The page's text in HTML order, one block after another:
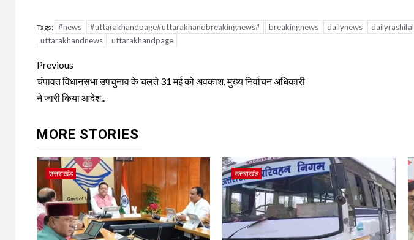
Tags: #news #uttarakhandpage#uttarakhandbreakingnews# breakingnews dailynews dailyrashifal
uttarakhandnews
uttarakhandpage
Continue
Reading
Previous
चंपावत विधानसभा उपचुनाव के चलते 31 मई को अवकाश, मुख्य निर्वाचन अधिकारी
ने जारी किया आदेश..
MORE STORIES
उत्तराखंड उत्तराखंड